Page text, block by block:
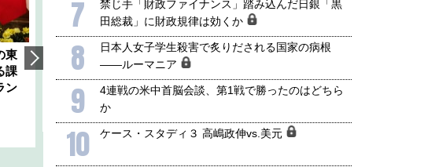
東
課
ン
韓国にも理解してほしい「極東
1905年体制」における日米韓安
全保障協力の意味
千々和泰明
ホルムズ海峡危機で加速したエ
行き着くリスク
7
禁じ手「財政ファイナンス」踏み込んだ日銀「黒
田総裁」に財政規律は効くか
8
日本人女子学生殺害で炙りだされる国家の病根
――ルーマニア
9
4連戦の米中首脳会談、第1戦で勝ったのはどちら
か
10 ケース・スタディ３ 高嶋政伸vs.美元